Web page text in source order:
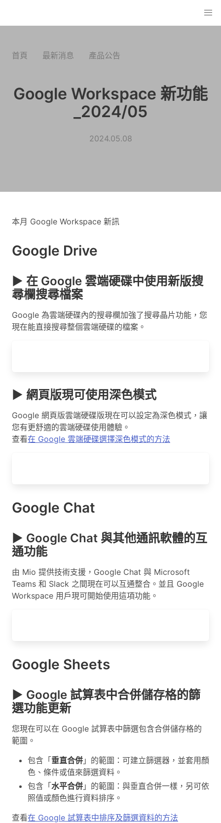
首頁 最新消息 產品公告
Google Workspace 新功能
_2024/05
2024.05.08
本月 Google Workspace 新訊
Google Drive
▶ 在 Google 雲端硬碟中使用新版搜
尋欄搜尋檔案
Google 為雲端硬碟內的搜尋欄加強了搜尋晶片功能，您
現在能直接搜尋整個雲端硬碟的檔案。
▶ 網頁版現可使用深色模式
Google 網頁版雲端硬碟版現在可以設定為深色模式，讓
您有更舒適的雲端硬碟使用體驗。
查看在 Google 雲端硬碟選擇深色模式的方法
Google Chat
▶ Google Chat 與其他通訊軟體的互
通功能
由 Mio 提供技術支援，Google Chat 與 Microsoft
Teams 和 Slack 之間現在可以互通整合。並且 Google
Workspace 用戶現可開始使用這項功能。
Google Sheets
▶ Google 試算表中合併儲存格的篩
選功能更新
您現在可以在 Google 試算表中篩選包含合併儲存格的
範圍。
包含「垂直合併 」的範圍：可建立篩選器，並套用顏
色、條件或值來篩選資料。
包含「水平合併 」的範圍：與垂直合併一樣，另可依
照值或顏色進行資料排序。
查看在 Google 試算表中排序及篩選資料的方法